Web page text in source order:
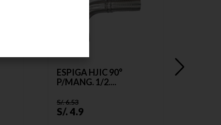
ESPIGA HJIC 90°
P/MANG. 1/2....
S/.6.53
S/. 4.9